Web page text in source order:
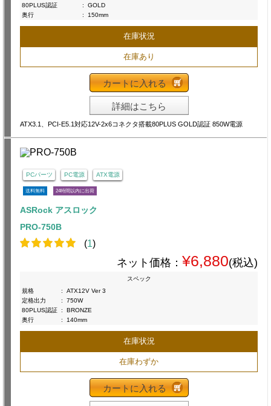
80PLUS認証
:
GOLD
奥行
: 150mm
在庫状況
在庫あり
カートに入れる
詳細はこちら
ATX3.1、PCI-E5.1対応12V-2x6コネクタ搭載80PLUS GOLD認証 850W電源
PCパーツ PC電源 ATX電源
送料無料 24時間以内に出荷
ASRock アスロック
PRO-750B
(1)
ネット価格： ¥6,880(税込)
スペック
規格
:
ATX12V Ver 3
定格出力
:
750W
80PLUS認証 :
BRONZE
奥行
: 140mm
在庫状況
在庫わずか
カートに入れる